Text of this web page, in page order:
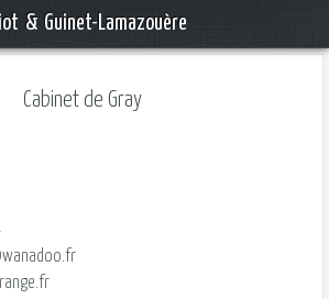
Cabinet de Gray
& Guinet-Lamazouère